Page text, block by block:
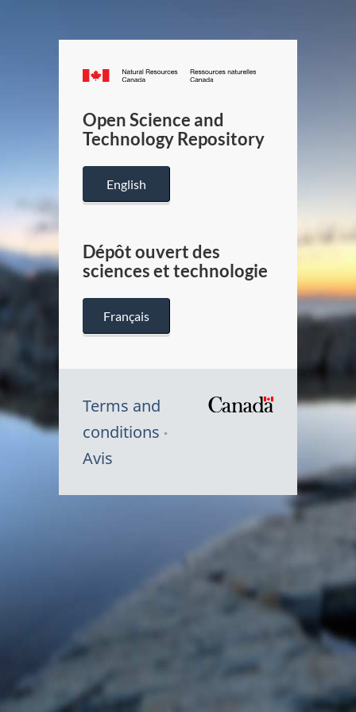
Canada.ca
/
Canada
Open Science and
Technology Repository
English
Dépôt ouvert des
sciences et technologie
Français
Terms and
conditions
Avis
du